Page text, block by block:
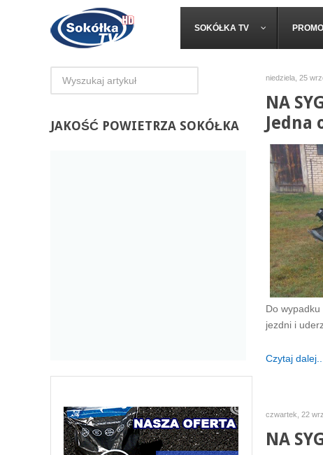
SOKÓŁKA TV
niedziela, 25
NA
Jedna
Do wypadku
jezdni i
Czytaj dalej...
czwartek, 22
NA
JAKOŚĆ POWIETRZA SOKÓŁKA